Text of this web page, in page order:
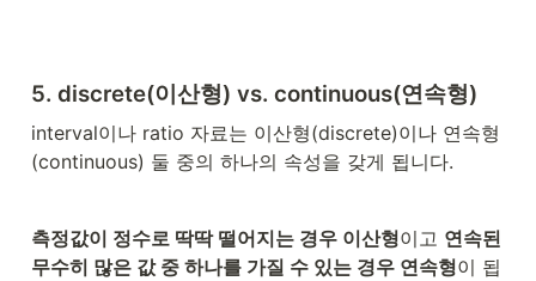
5. discrete(이산형) vs. continuous(연속형)
interval이나 ratio 자료는 이산형(discrete)이나 연속형
(continuous) 둘 중의 하나의 속성을 갖게 됩니다.
측정값이 정수로 딱딱 떨어지는 경우 이산형이고 연속된
무수히 많은 값 중 하나를 가질 수 있는 경우 연속형이 됩